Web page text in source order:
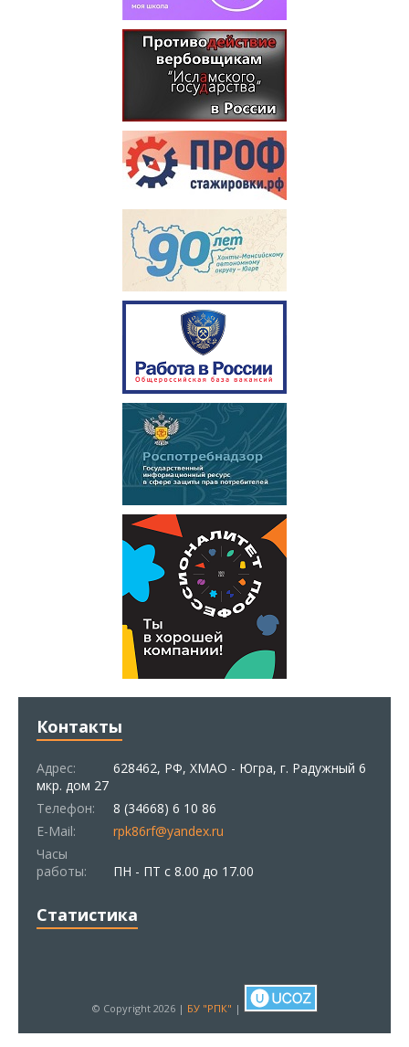
Контакты
Адрес:
628462, РФ, ХМАО - Югра, г. Радужный 6
мкр. дом 27
Телефон:
8 (34668) 6 10 86
E-Mail:
rpk86rf@yandex.ru
Часы
работы:
ПН - ПТ с 8.00 до 17.00
Статистика
© Copyright 2026 | БУ "РПК" |